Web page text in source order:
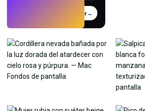
Probar→